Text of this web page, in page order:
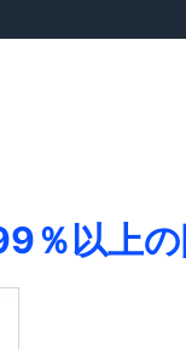
％以上